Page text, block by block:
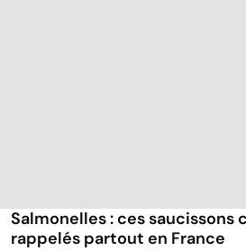
Salmonelles : ces saucissons
rappelés partout en France